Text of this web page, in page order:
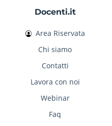
Docenti.it
Area Riservata
Chi siamo
Contatti
Lavora con noi
Webinar
Faq